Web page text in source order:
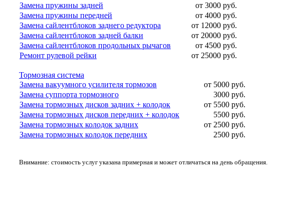
Замена пружины задней
от 3000 руб.
Замена пружины передней
от 4000 руб.
Замена сайлентблоков заднего редуктора
от 12000 руб.
Замена сайлентблоков задней балки
от 20000 руб.
Замена сайлентблоков продольных рычагов
от 4500 руб.
Ремонт рулевой рейки
от 25000 руб.
Тормозная система
Замена вакуумного усилителя тормозов
от 5000 руб.
Замена суппорта тормозного
3000 руб.
Замена тормозных дисков задних + колодок
от 5500 руб.
Замена тормозных дисков передних + колодок
5500 руб.
Замена тормозных колодок задних
от 2500 руб.
Замена тормозных колодок передних
2500 руб.
Внимание: стоимость услуг указана примерная и может отличаться на день обращения.